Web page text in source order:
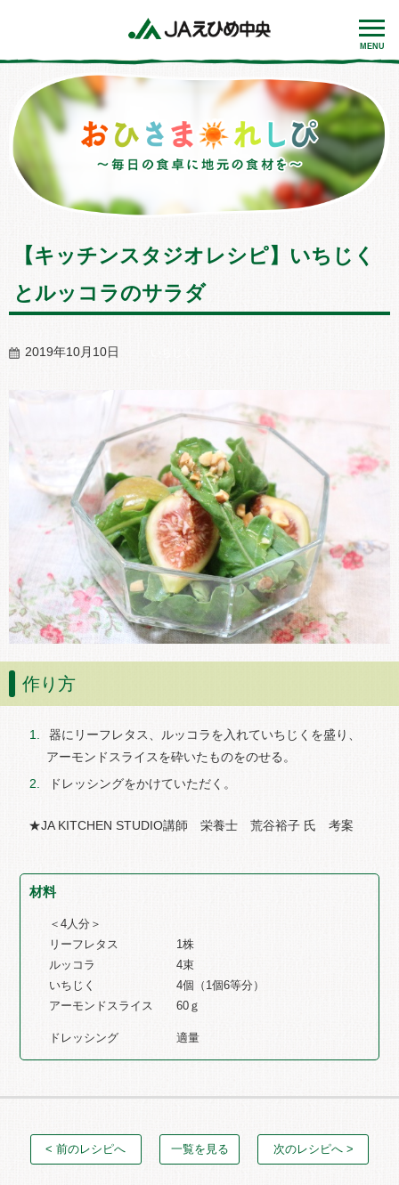
MENU
【キッチンスタジオレシピ】いちじく
とルッコラのサラダ
2019年10月10日
作り方
器にリーフレタス、ルッコラを入れていちじくを盛り、
アーモンドスライスを砕いたものをのせる。
ドレッシングをかけていただく。
★JA KITCHEN STUDIO講師 栄養士 荒谷裕子 氏 考案
材料
＜4人分＞
リーフレタス 1株
ルッコラ 4束
いちじく 4個（1個6等分）
アーモンドスライス 60ｇ
ドレッシング 適量
< 前のレシピへ 一覧を見る 次のレシピへ >